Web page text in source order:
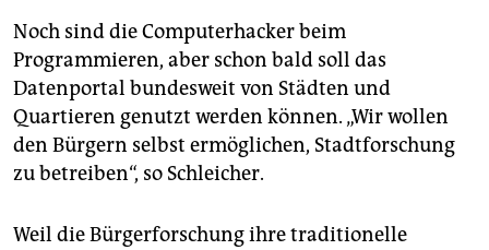
Noch sind die Computerhacker beim
Programmieren, aber schon bald soll das
Datenportal bundesweit von Städten und
Quartieren genutzt werden können. „Wir wollen
den Bürgern selbst ermöglichen, Stadtforschung
zu betreiben“, so Schleicher.
Weil die Bürgerforschung ihre traditionelle